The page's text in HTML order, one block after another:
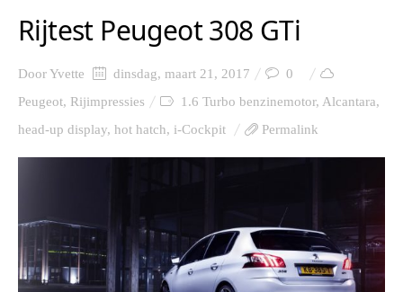
Rijtest Peugeot 308 GTi
DoorYvette dinsdag, maart 21, 2017
0
Peugeot, Rijimpressies 1.6 Turbo benzinemotor, Alcantara,
head-up display, hot hatch, i-Cockpit Permalink